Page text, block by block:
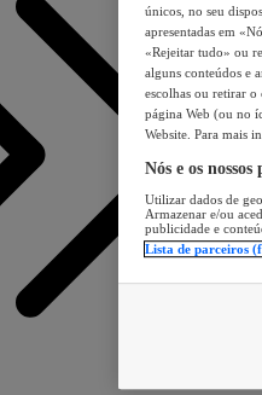
únicos, no seu
apresentadas em
«Rejeitar tudo» ou
alguns conteúdos e
escolhas ou retirar
página Web (ou no
Website. Para mais
Nós e os
Utilizar dados de
Armazenar e/ou
publicidade e
Lista de parceiros